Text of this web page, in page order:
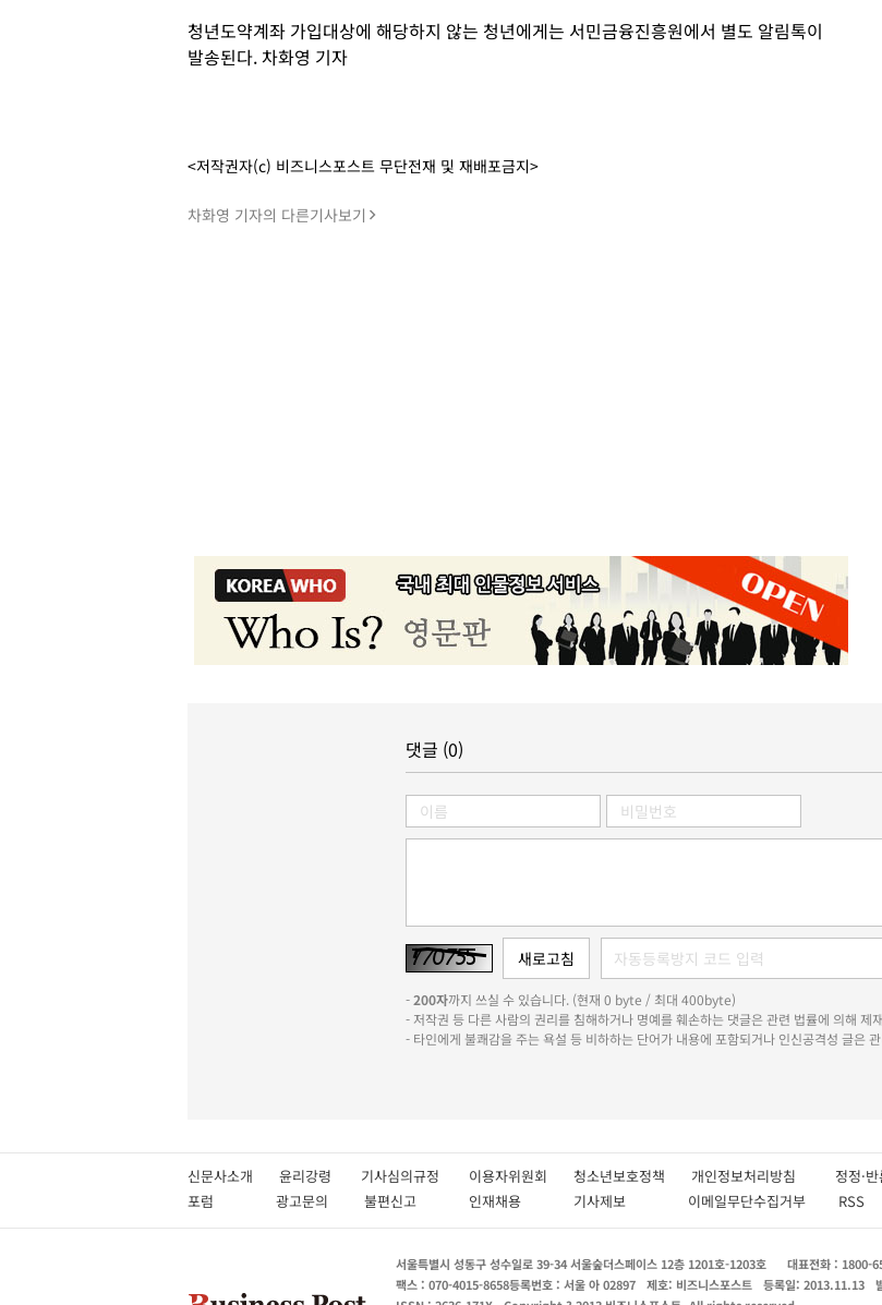
청년도약계좌 가입대상에 해당하지 않는 청년에게는 서민금융진흥원에서 별도 알림톡이
발송된다. 차화영 기자
<저작권자(c) 비즈니스포스트 무단전재 및 재배포금지>
차화영 기자의 다른기사보기
댓글 (0)
-200자까지 쓰실 수 있습니다. (현재 0 byte / 최대 400byte)
- 저작권 등 다른 사람의 권리를 침해하거나 명예를 훼손하는 댓글은 관련 법률에 의해 제
- 타인에게 불쾌감을 주는 욕설 등 비하하는 단어가 내용에 포함되거나 인신공격성 글은
신문사소개 윤리강령 기사심의규정 이용자위원회 청소년보호정책 개인정보처리방침 정정·
포럼
광고문의 불편신고 인재채용 기사제보 이메일무단수집거부 RSS
서울특별시 성동구 성수일로 39-34 서울숲더스페이스 12층 1201호-1203호 대표전화 : 1800-
팩스 : 070-4015-8658등록번호 : 서울 아 02897 제호: 비즈니스포스트 등록일: 2013.11.13